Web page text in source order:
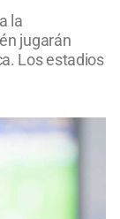
la
jugarán
Los estadios